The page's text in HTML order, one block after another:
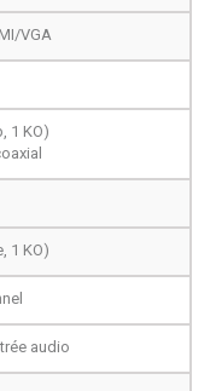
VGA
1 KO)
1 KO)
audio